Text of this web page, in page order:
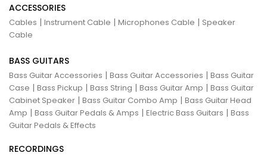
ACCESSORIES
Cables | Instrument Cable | Microphones Cable | Speaker
Cable
BASS GUITARS
Bass Guitar Accessories | Bass Guitar Accessories | Bass Guitar
Case | Bass Pickup | Bass String | Bass Guitar Amp | Bass Guitar
Cabinet Speaker | Bass Guitar Combo Amp | Bass Guitar Head
Amp | Bass Guitar Pedals & Amps | Electric Bass Guitars | Bass
Guitar Pedals & Effects
RECORDINGS